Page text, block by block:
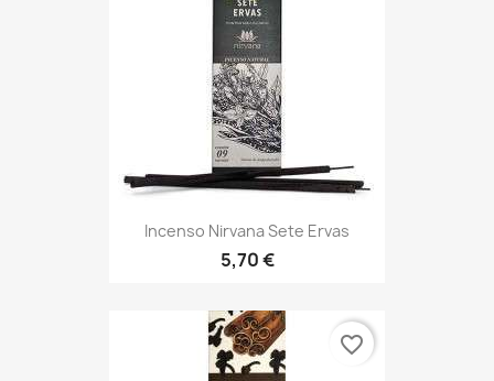
Incenso Nirvana Sete Ervas
5,70 €
favorite_border